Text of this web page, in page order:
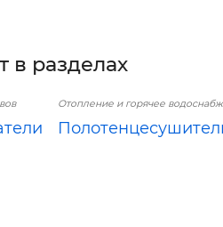
в разделах
Отопление и горячее